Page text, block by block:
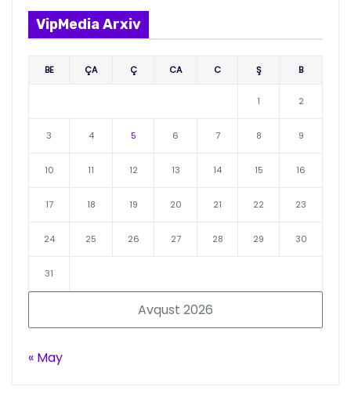
VipMedia Arxiv
Avqust 2026
BE ÇA Ç CA C Ş B
1 2
3 4 5 6 7 8 9
10 11 12 13 14 15 16
17 18 19 20 21 22 23
24 25 26 27 28 29 30
31
« May